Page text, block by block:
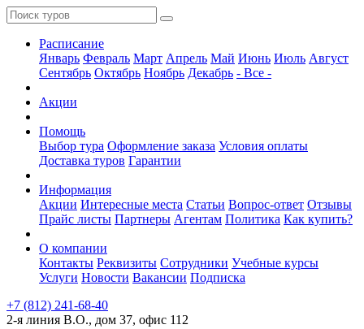
Расписание
Январь Февраль Март Апрель Май Июнь Июль Август
Сентябрь Октябрь Ноябрь Декабрь - Все -
Акции
Помощь
Выбор тура Оформление заказа Условия оплаты
Доставка туров Гарантии
Информация
Акции Интересные места Статьи Вопрос-ответ Отзывы
Прайс листы Партнеры Агентам Политика Как купить?
О компании
Контакты Реквизиты Сотрудники Учебные курсы
Услуги Новости Вакансии Подписка
+7 (812) 241-68-40
2-я линия В.О., дом 37, офис 112